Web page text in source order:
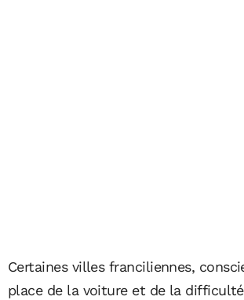
Certaines villes franciliennes,
place de la voiture et de la difficulté